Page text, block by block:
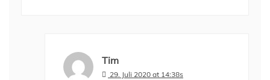
Tim
29. Juli 2020 at 14:38s